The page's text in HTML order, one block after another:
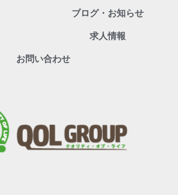
ブログ・お知らせ
求人情報
お問い合わせ